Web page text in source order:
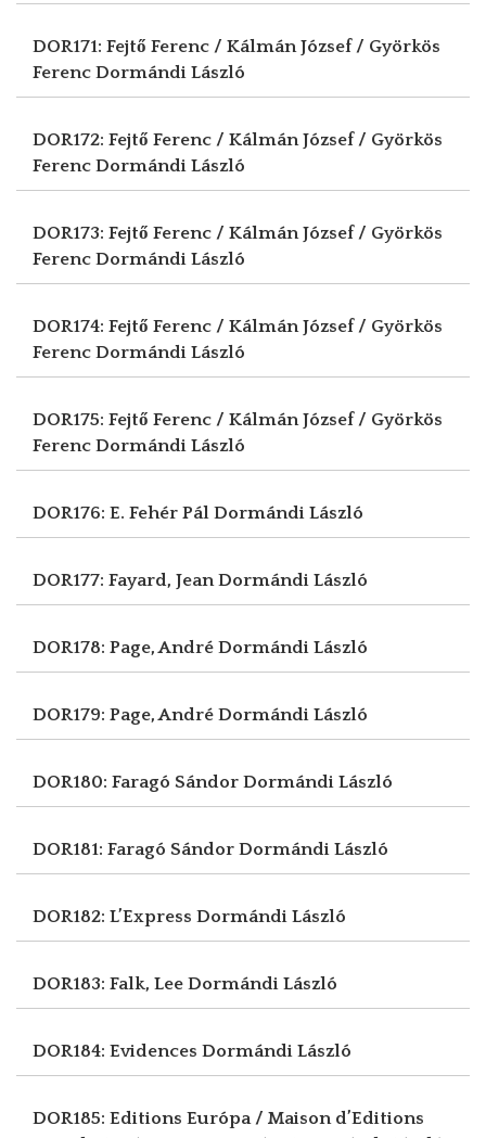
DOR171: Fejtő Ferenc / Kálmán József / Györkös
Ferenc Dormándi László
DOR172: Fejtő Ferenc / Kálmán József / Györkös
Ferenc Dormándi László
DOR173: Fejtő Ferenc / Kálmán József / Györkös
Ferenc Dormándi László
DOR174: Fejtő Ferenc / Kálmán József / Györkös
Ferenc Dormándi László
DOR175: Fejtő Ferenc / Kálmán József / Györkös
Ferenc Dormándi László
DOR176: E. Fehér Pál Dormándi László
DOR177: Fayard, JeanDormándi László
DOR178: Page, André Dormándi László
DOR179: Page, André Dormándi László
DOR180: Faragó Sándor Dormándi László
DOR181: Faragó Sándor Dormándi László
DOR182: L’Express Dormándi László
DOR183: Falk, Lee Dormándi László
DOR184: Evidences Dormándi László
DOR185: Editions Európa / Maison d’Editions